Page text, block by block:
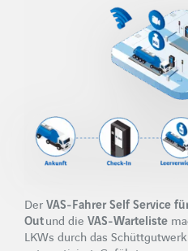
Kalk- und Calciumcarbonat
Referenzen
Unternehmen
Partner
Karriere
Der VAS-Fahrer Self Service
Outund die VAS-Warteliste
LKWs durch das